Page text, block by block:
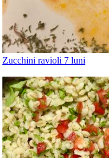
Zucchini ravioli 7 luni